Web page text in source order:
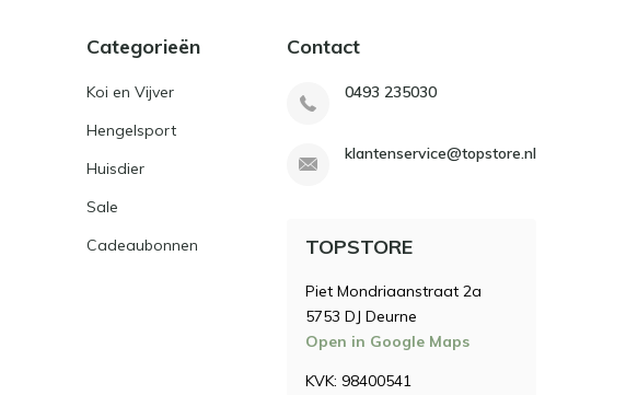
Categorieën
Koi en Vijver
Hengelsport
Huisdier
Sale
Cadeaubonnen
Contact
0493 235030
klantenservice@topstore.nl
TOPSTORE
Piet Mondriaanstraat 2a
5753 DJ Deurne
Open in Google Maps
KVK: 98400541